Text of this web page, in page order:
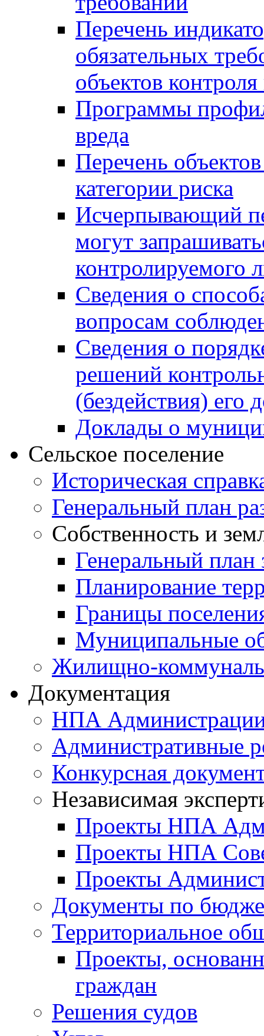
Перечень
обязательных
объектов
Программы
вреда
Перечень
категории риска
Исчерпывающий
могут
контролируемого
Сведения о
вопросам
Сведения о
решений
(бездействия)
Доклады о
Сельское поселение
Историческая
Генеральный план
Собственность и
Генеральный план
Планирование
Границы
Муниципальные
Жилищно-
Документация
НПА
Административные
Конкурсная
Независимая
Проекты НПА
Проекты НПА
Проекты
Документы по
Территориальное
Проекты,
граждан
Решения судов